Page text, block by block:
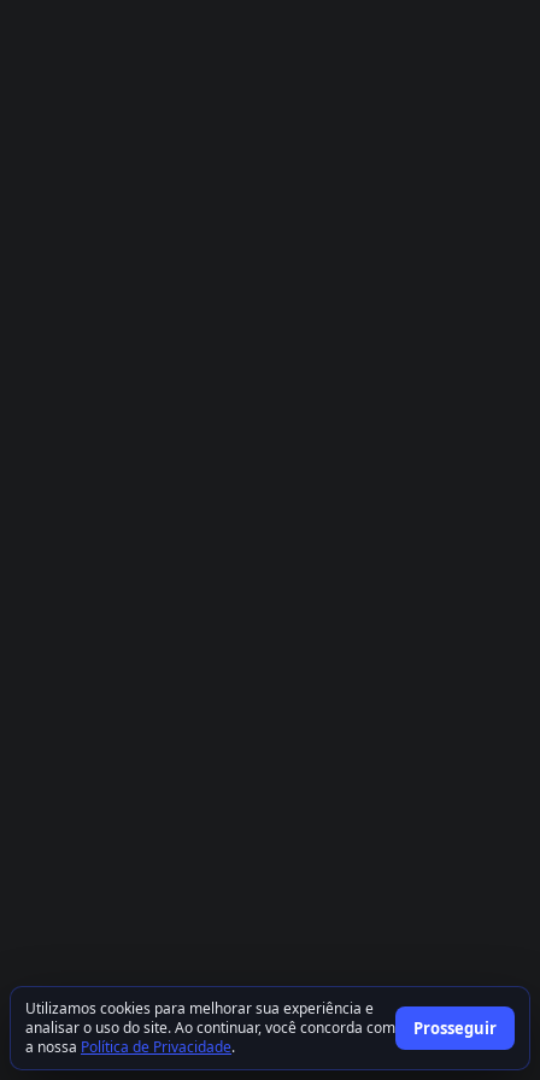
Utilizamos cookies para melhorar sua experiência e
analisar o uso do site. Ao continuar, você concorda com
a nossa Política de Privacidade.
Prosseguir